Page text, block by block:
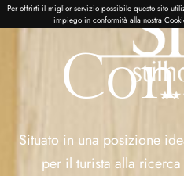
Per offrirti il miglior servizio possibile questo sito
impiego in conformità alla nostra
Situato in una posizione
per il turista alla